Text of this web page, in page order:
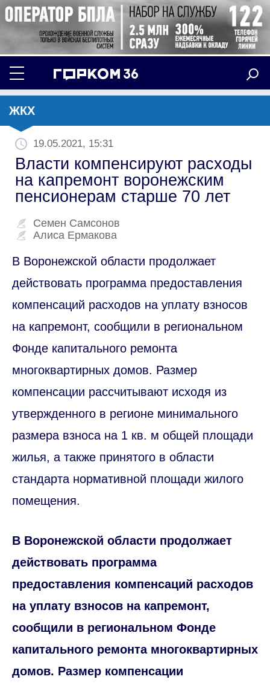
ЖКХ
19.05.2021, 15:31
Власти компенсируют расходы
на капремонт воронежским
пенсионерам старше 70 лет
Семен Самсонов
Алиса Ермакова
В Воронежской области продолжает
действовать программа предоставления
компенсаций расходов на уплату взносов
на капремонт, сообщили в региональном
Фонде капитального ремонта
многоквартирных домов. Размер
компенсации рассчитывают исходя из
утвержденного в регионе минимального
размера взноса на 1 кв. м общей площади
жилья, а также принятого в области
стандарта нормативной площади жилого
помещения.
В Воронежской области продолжает
действовать программа
предоставления компенсаций расходов
на уплату взносов на капремонт,
сообщили в региональном Фонде
капитального ремонта многоквартирных
домов. Размер компенсации